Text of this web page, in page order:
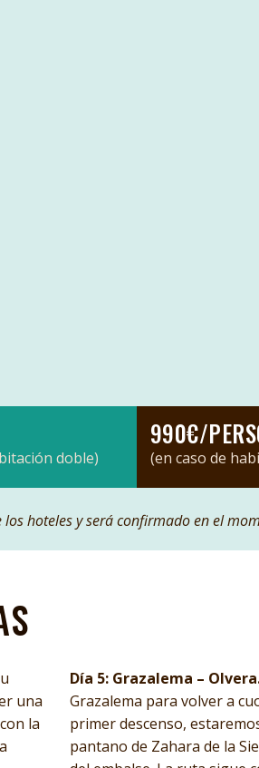
doble)
990€/
(en caso de
hoteles y será confirmado en el
una
la
Día 5: Grazalema –
Grazalema para volver a
primer descenso,
pantano de Zahara de la